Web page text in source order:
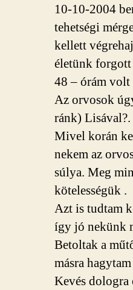
10-10-2004
tehetségi
kellett
életünk
48 – órám volt
Az orvosok
ránk) Lisával?.
Mivel korán
nekem az
súlya. Meg
kötelességük .
Azt is tudtam
így jó nekünk
Betoltak a
másra
Kevés